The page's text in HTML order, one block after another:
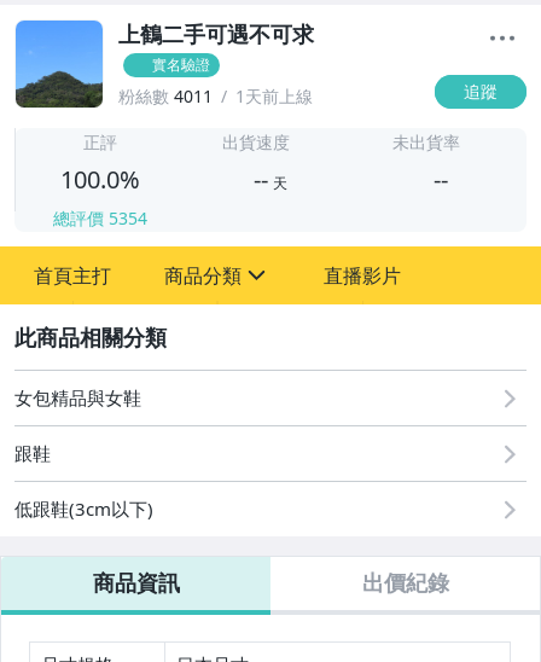
上鶴二手可遇不可求
實名驗證
粉絲數 4011 1天前上線 追蹤
正評
100.0%
總評價 5354
出貨速度
-- 天
未出貨率
--
首頁主打 商品分類
古董、藝術與礦石
居家、家具與園藝
女裝與服飾配件
直播影片
女包精品與女鞋
跟鞋
低跟鞋(3cm以下)
商品資訊 出價紀錄